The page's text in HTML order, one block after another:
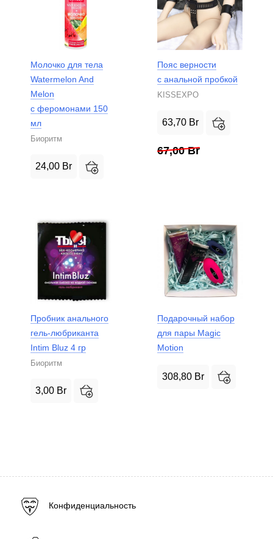
Молочко для тела
Watermelon And
Melon
с феромонами 150
мл
Биоритм
24,00 Br
Пояс верности
с анальной пробкой
KISSEXPO
63,70 Br
67,00Br
Пробник анального
гель-любриканта
Intim Bluz 4 гр
Биоритм
3,00 Br
Подарочный набор
для пары Magic
Motion
308,80 Br
Конфиденциальность